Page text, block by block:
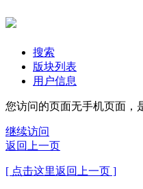
搜索
版块列表
用户信息
您访问的页面无手机页面，
继续访问
返回上一页
[ 点击这里返回上一页 ]